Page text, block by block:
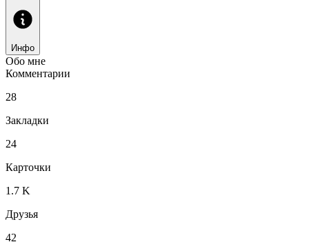
Инфо
Обо мне
Комментарии
28
Закладки
24
Карточки
1.7 K
Друзья
42